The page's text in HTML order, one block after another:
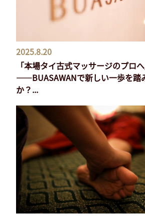
2025.8.20
「本場タイ古式マッサージのプロへ
――BUASAWANで新しい一歩を踏
か？...